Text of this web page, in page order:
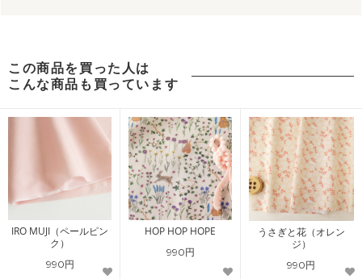
この商品を買った人は
こんな商品も買っています
IRO MUJI（ペールピン
ク）
990円
HOP HOP HOPE
990円
うさぎと花（オレン
ジ）
990円